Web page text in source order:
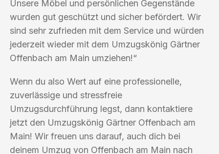
Unsere Möbel und persönlichen Gegenstände
wurden gut geschützt und sicher befördert. Wir
sind sehr zufrieden mit dem Service und würden
jederzeit wieder mit dem Umzugskönig Gärtner
Offenbach am Main umziehen!“
Wenn du also Wert auf eine professionelle,
zuverlässige und stressfreie
Umzugsdurchführung legst, dann kontaktiere
jetzt den Umzugskönig Gärtner Offenbach am
Main! Wir freuen uns darauf, auch dich bei
deinem Umzug von Offenbach am Main nach